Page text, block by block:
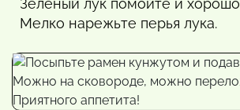
Зеленый лук помойте и
Мелко нарежьте перья лука.